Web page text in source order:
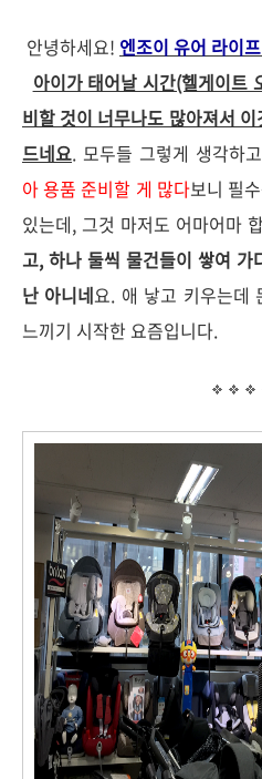
안녕하세요! 엔조이 유어 라이
아이가 태어날 시간(헬게이트
비할 것이 너무나도 많아져서
드네요. 모두들 그렇게 생각하
아 용품 준비할 게 많다보니 필
있는데, 그것 마저도 어마어마
고, 하나 둘씩 물건들이 쌓여
난 아니네요. 애 낳고 키우는데
느끼기 시작한 요즘입니다.